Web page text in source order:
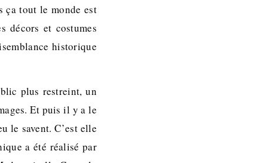
ça tout le monde est
décors et costumes
historique
plus restreint, un
Et puis il y a le
le savent. C’est elle
a été réalisé par